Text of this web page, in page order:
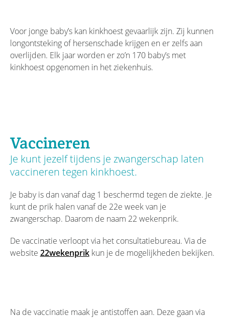
Voor jonge baby’s kan kinkhoest gevaarlijk zijn. Zij kunnen
longontsteking of hersenschade krijgen en er zelfs aan
overlijden. Elk jaar worden er zo’n 170 baby’s met
kinkhoest opgenomen in het ziekenhuis.
Vaccineren
Je kunt jezelf tijdens je zwangerschap laten
vaccineren tegen kinkhoest.
Je baby is dan vanaf dag 1 beschermd tegen de ziekte. Je
kunt de prik halen vanaf de 22e week van je
zwangerschap. Daarom de naam 22 wekenprik.
De vaccinatie verloopt via het consultatiebureau. Via de
website 22wekenprikkun je de mogelijkheden bekijken.
Na de vaccinatie maak je antistoffen aan. Deze gaan via